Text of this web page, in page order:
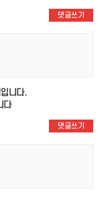
댓글쓰기
니다.
다
댓글쓰기